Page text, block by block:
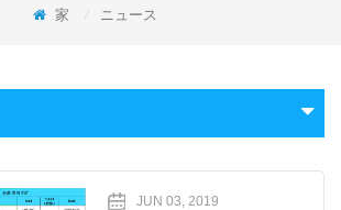
家 ニュース
JUN 03, 2019